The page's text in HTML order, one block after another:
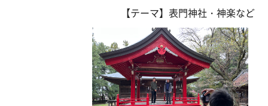
【テーマ】表門神社・神楽など